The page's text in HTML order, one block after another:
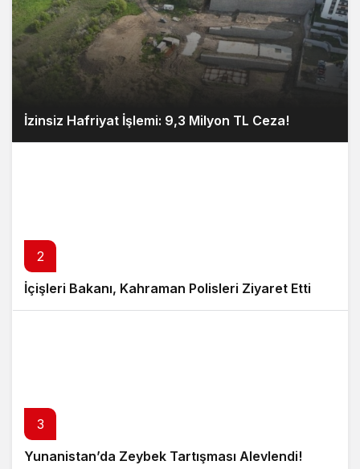
İzinsiz Hafriyat İşlemi: 9,3 Milyon TL Ceza!
2
İçişleri Bakanı, Kahraman Polisleri Ziyaret Etti
3
Yunanistan’da Zeybek Tartışması Alevlendi!